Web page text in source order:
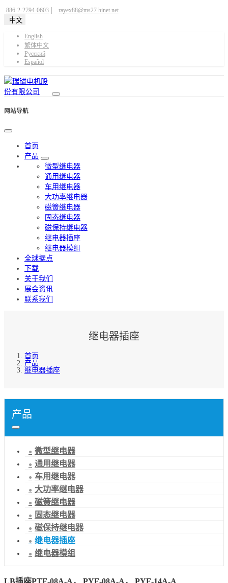
886-2-2794-0603 rayex88@ms27.hinet.net
中文
English
繁体中文
Pусский
Español
网站导航
首页
产品
微型继电器
通用继电器
车用继电器
大功率继电器
磁簧继电器
固态继电器
磁保持继电器
继电器插座
继电器模组
全球据点
下载
关于我们
展会资讯
联系我们
继电器插座
首页
产品
继电器插座
产品
微型继电器
通用继电器
车用继电器
大功率继电器
磁簧继电器
固态继电器
磁保持继电器
继电器插座
继电器模组